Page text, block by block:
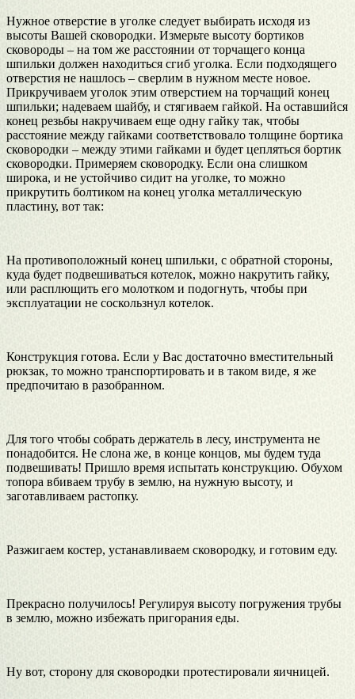
Нужное отверстие в уголке следует выбирать исходя из
высоты Вашей сковородки. Измерьте высоту бортиков
сковороды – на том же расстоянии от торчащего конца
шпильки должен находиться сгиб уголка. Если подходящего
отверстия не нашлось – сверлим в нужном месте новое.
Прикручиваем уголок этим отверстием на торчащий конец
шпильки; надеваем шайбу, и стягиваем гайкой. На оставшийся
конец резьбы накручиваем еще одну гайку так, чтобы
расстояние между гайками соответствовало толщине бортика
сковородки – между этими гайками и будет цепляться бортик
сковородки. Примеряем сковородку. Если она слишком
широка, и не устойчиво сидит на уголке, то можно
прикрутить болтиком на конец уголка металлическую
пластину, вот так:
На противоположный конец шпильки, с обратной стороны,
куда будет подвешиваться котелок, можно накрутить гайку,
или расплющить его молотком и подогнуть, чтобы при
эксплуатации не соскользнул котелок.
Конструкция готова. Если у Вас достаточно вместительный
рюкзак, то можно транспортировать и в таком виде, я же
предпочитаю в разобранном.
Для того чтобы собрать держатель в лесу, инструмента не
понадобится. Не слона же, в конце концов, мы будем туда
подвешивать! Пришло время испытать конструкцию. Обухом
топора вбиваем трубу в землю, на нужную высоту, и
заготавливаем растопку.
Разжигаем костер, устанавливаем сковородку, и готовим еду.
Прекрасно получилось! Регулируя высоту погружения трубы
в землю, можно избежать пригорания еды.
Ну вот, сторону для сковородки протестировали яичницей.